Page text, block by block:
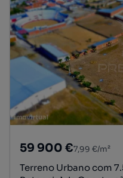
59 900 €7,99 €/m²
Terreno Urbano com